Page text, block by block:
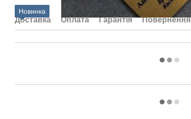
Новинка
Доставка Оплата Гарантія Повернення